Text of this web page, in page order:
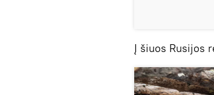
Į šiuos Rusijos